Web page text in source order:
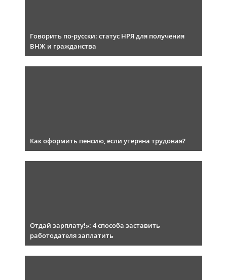
Говорить по-русски: статус НРЯ для получения
ВНЖ и гражданства
Как оформить пенсию, если утеряна трудовая?
Отдай зарплату!»: 4 способа заставить
работодателя заплатить